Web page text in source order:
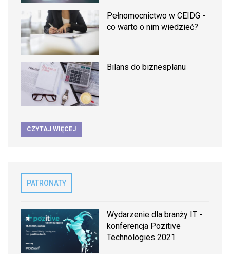
Pełnomocnictwo w CEIDG -
co warto o nim wiedzieć?
Bilans do biznesplanu
CZYTAJ WIĘCEJ
PATRONATY
Wydarzenie dla branży IT -
konferencja Pozitive
Technologies 2021